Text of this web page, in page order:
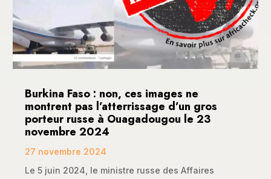
Burkina Faso : non, ces images ne
montrent pas l’atterrissage d’un gros
porteur russe à Ouagadougou le 23
novembre 2024
27 novembre 2024
Le 5 juin 2024, le ministre russe des Affaires